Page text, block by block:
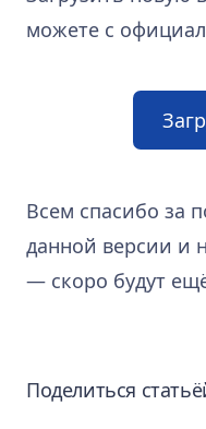
можете с
Всем спасибо за
данной версии и
— скоро будут
Поделиться